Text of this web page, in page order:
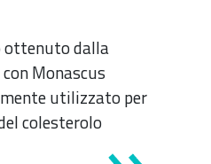
ottenuto dalla
Monascus
utilizzato per
colesterolo